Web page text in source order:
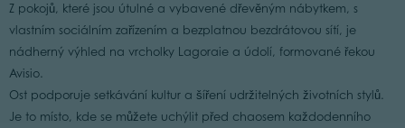
Z pokojů, které jsou útulné a vybavené dřevěným nábytkem, s
vlastním sociálním zařízením a bezplatnou bezdrátovou sítí, je
nádherný výhled na vrcholky Lagoraie a údolí, formované řekou
Avisio.
Ost podporuje setkávání kultur a šíření udržitelných životních stylů.
Je to místo, kde se můžete uchýlit před chaosem každodenního